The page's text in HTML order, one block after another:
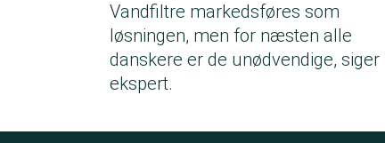
Vandfiltre markedsføres som
løsningen, men for næsten alle
danskere er de unødvendige, siger
ekspert.